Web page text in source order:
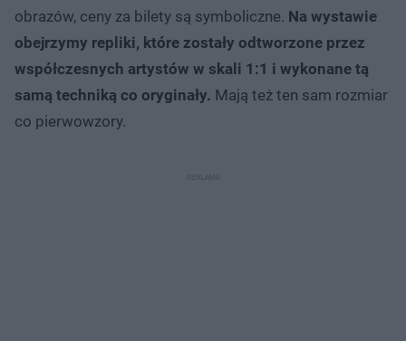
obrazów, ceny za bilety są symboliczne. Na wystawie
obejrzymy repliki, które zostały odtworzone przez
współczesnych artystów w skali 1:1 i wykonane tą
samą techniką co oryginały. Mają też ten sam rozmiar
co pierwowzory.